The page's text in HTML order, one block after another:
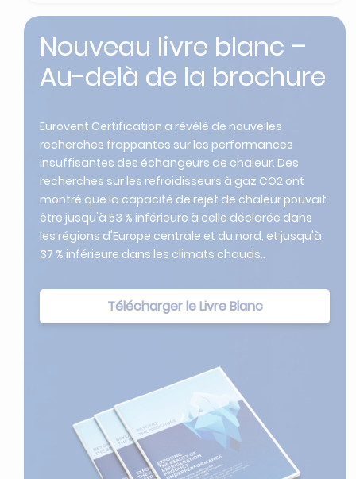
Nouveau livre blanc –
Au-delà de la brochure
Eurovent Certification a révélé de nouvelles
recherches frappantes sur les performances
insuffisantes des échangeurs de chaleur. Des
recherches sur les refroidisseurs à gaz CO2 ont
montré que la capacité de rejet de chaleur pouvait
être jusqu'à 53 % inférieure à celle déclarée dans
les régions d'Europe centrale et du nord, et jusqu'à
37 % inférieure dans les climats chauds..
Télécharger le Livre Blanc